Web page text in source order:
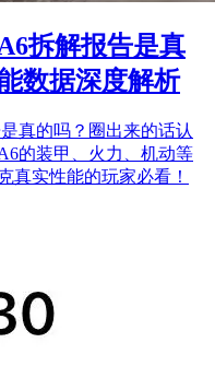
拆解报告是真
数据深度解析
真的吗？圈出来的话认
的装甲、火力、机动等
真实性能的玩家必看！